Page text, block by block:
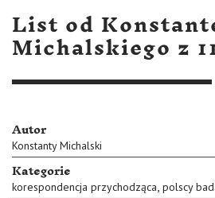
List od
Michalskiego z
Autor
Konstanty Michalski
Kategorie
korespondencja przychodząca, polscy